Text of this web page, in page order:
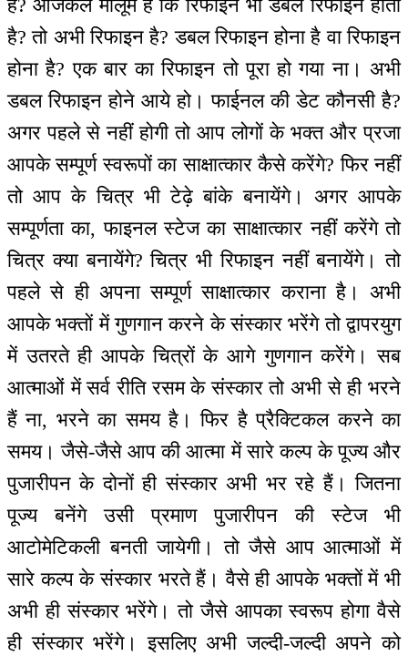
है? आजकल मालूम है कि रिफाइन भी डबल रिफाइन होता
है? तो अभी रिफाइन है? डबल रिफाइन होना है वा रिफाइन
होना है? एक बार का रिफाइन तो पूरा हो गया ना। अभी
डबल रिफाइन होने आये हो। फाईनल की डेट कौनसी है?
अगर पहले से नहीं होगी तो आप लोगों के भक्त और प्रजा
आपके सम्पूर्ण स्वरूपों का साक्षात्कार कैसे करेंगे? फिर नहीं
तो आप के चित्र भी टेढ़े बांके बनायेंगे। अगर आपके
सम्पूर्णता का, फाइनल स्टेज का साक्षात्कार नहीं करेंगे तो
चित्र क्या बनायेंगे? चित्र भी रिफाइन नहीं बनायेंगे। तो
पहले से ही अपना सम्पूर्ण साक्षात्कार कराना है। अभी
आपके भक्तों में गुणगान करने के संस्कार भरेंगे तो द्वापरयुग
में उतरते ही आपके चित्रों के आगे गुणगान करेंगे। सब
आत्माओं में सर्व रीति रसम के संस्कार तो अभी से ही भरने
हैं ना, भरने का समय है। फिर है प्रैक्टिकल करने का
समय। जैसे-जैसे आप की आत्मा में सारे कल्प के पूज्य और
पुजारीपन के दोनों ही संस्कार अभी भर रहे हैं। जितना
पूज्य बनेंगे उसी प्रमाण पुजारीपन की स्टेज भी
आटोमेटिकली बनती जायेगी। तो जैसे आप आत्माओं में
सारे कल्प के संस्कार भरते हैं। वैसे ही आपके भक्तों में भी
अभी ही संस्कार भरेंगे। तो जैसे आपका स्वरूप होगा वैसे
ही संस्कार भरेंगे। इसलिए अभी जल्दी-जल्दी अपने को